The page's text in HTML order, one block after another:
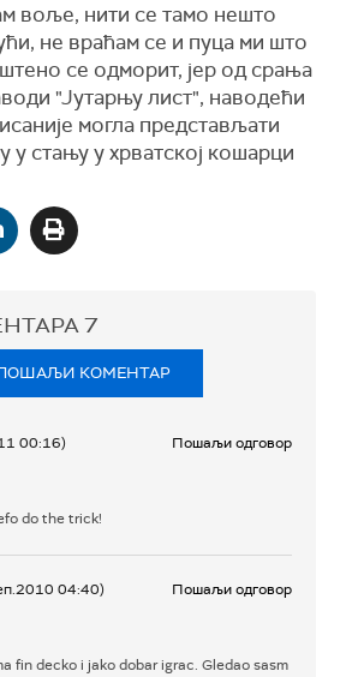
воље, нити се тамо нешто
не враћам се и пуца ми што
се одморит, јер од срања
"Јутарњу лист", наводећи
могла представљати
у стању у хрватској кошарци
7
КОМЕНТАР
00:16)
Пошаљи одговор
do the trick!
04:40)
Пошаљи одговор
fin decko i jako dobar igrac. Gledao sasm